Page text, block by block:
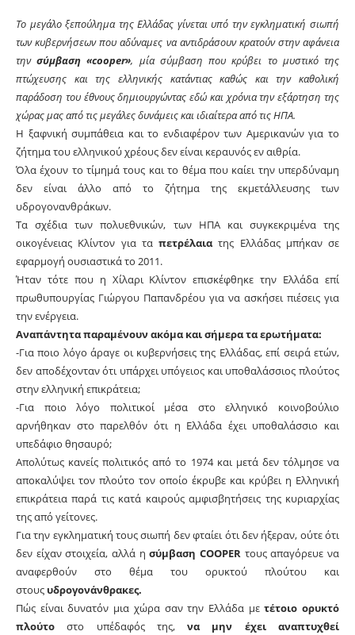
Το μεγάλο ξεπούλημα της Ελλάδας γίνεται υπό την εγκληματική σιωπή
των κυβερνήσεων που αδύναμες να αντιδράσουν κρατούν στην αφάνεια
τηνσύμβαση«cooper», μία σύμβαση που κρύβει το μυστικό της
πτώχευσης και της ελληνικής κατάντιας καθώς και την καθολική
παράδοση του έθνους δημιουργώντας εδώ και χρόνια την εξάρτηση της
χώρας μας από τις μεγάλες δυνάμεις και ιδιαίτερα από τις ΗΠΑ.
Η ξαφνική συμπάθεια και το ενδιαφέρον των Αμερικανών για το
ζήτημα του ελληνικού χρέους δεν είναι κεραυνός εν αιθρία.
Όλα έχουν το τίμημά τους και το θέμα που καίει την υπερδύναμη
δεν είναι άλλο από το ζήτημα της εκμετάλλευσης των
υδρογονανθράκων.
Τα σχέδια των πολυεθνικών, των ΗΠΑ και συγκεκριμένα της
οικογένειας Κλίντον για τα πετρέλαιατης Ελλάδας μπήκαν σε
εφαρμογή ουσιαστικά το 2011.
Ήταν τότε που η Χίλαρι Κλίντον επισκέφθηκε την Ελλάδα επί
πρωθυπουργίας Γιώργου Παπανδρέου για να ασκήσει πιέσεις για
την ενέργεια.
Αναπάντητα παραμένουν ακόμα και σήμερα τα ερωτήματα:
-Για ποιο λόγο άραγε οι κυβερνήσεις της Ελλάδας, επί σειρά ετών,
δεν αποδέχονταν ότι υπάρχει υπόγειος και υποθαλάσσιος πλούτος
στην ελληνική επικράτεια;
-Για ποιο λόγο πολιτικοί μέσα στο ελληνικό κοινοβούλιο
αρνήθηκαν στο παρελθόν ότι η Ελλάδα έχει υποθαλάσσιο και
υπεδάφιο θησαυρό;
Απολύτως κανείς πολιτικός από το 1974 και μετά δεν τόλμησε να
αποκαλύψει τον πλούτο τον οποίο έκρυβε και κρύβει η Ελληνική
επικράτεια παρά τις κατά καιρούς αμφισβητήσεις της κυριαρχίας
της από γείτονες.
Για την εγκληματική τους σιωπή δεν φταίει ότι δεν ήξεραν, ούτε ότι
δεν είχαν στοιχεία, αλλά ησύμβαση COOPER τους απαγόρευε να
αναφερθούν στο θέμα του ορυκτού πλούτου και
στους υδρογονάνθρακες.
Πώς είναι δυνατόν μια χώρα σαν την Ελλάδα μετέτοιο ορυκτό
πλούτο στο υπέδαφός της,να μην έχει αναπτυχθεί